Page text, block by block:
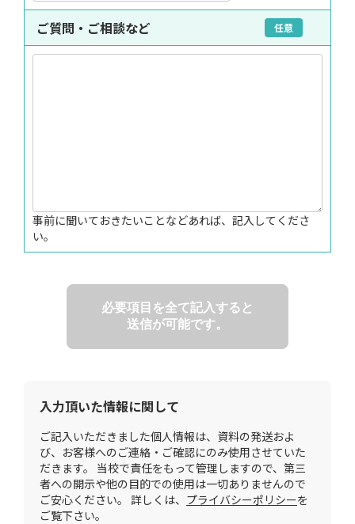
ご質問・ご相談など 任意
事前に聞いておきたいことなどあれば、記入してくださ
い。
必要項目を全て記入すると
送信が可能です。
入力頂いた情報に関して
ご記入いただきました個人情報は、資料の発送およ
び、お客様へのご連絡・ご確認にのみ使用させていた
だきます。 当校で責任をもって管理しますので、第三
者への開示や他の目的での使用は一切ありませんので
ご安心ください。 詳しくは、 プライバシーポリシーを
ご覧下さい。